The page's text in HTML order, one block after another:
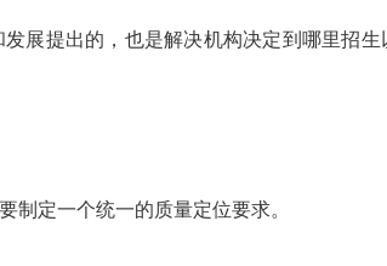
展提出的，也是解决机构决定到哪里招生
制定一个统一的质量定位要求。